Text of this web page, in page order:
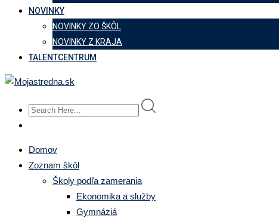
NOVINKY
NOVINKY ZO ŠKÔL
NOVINKY Z KRAJA
TALENTCENTRUM
Domov
Zoznam škôl
Školy podľa zamerania
Ekonomika a služby
Gymnáziá